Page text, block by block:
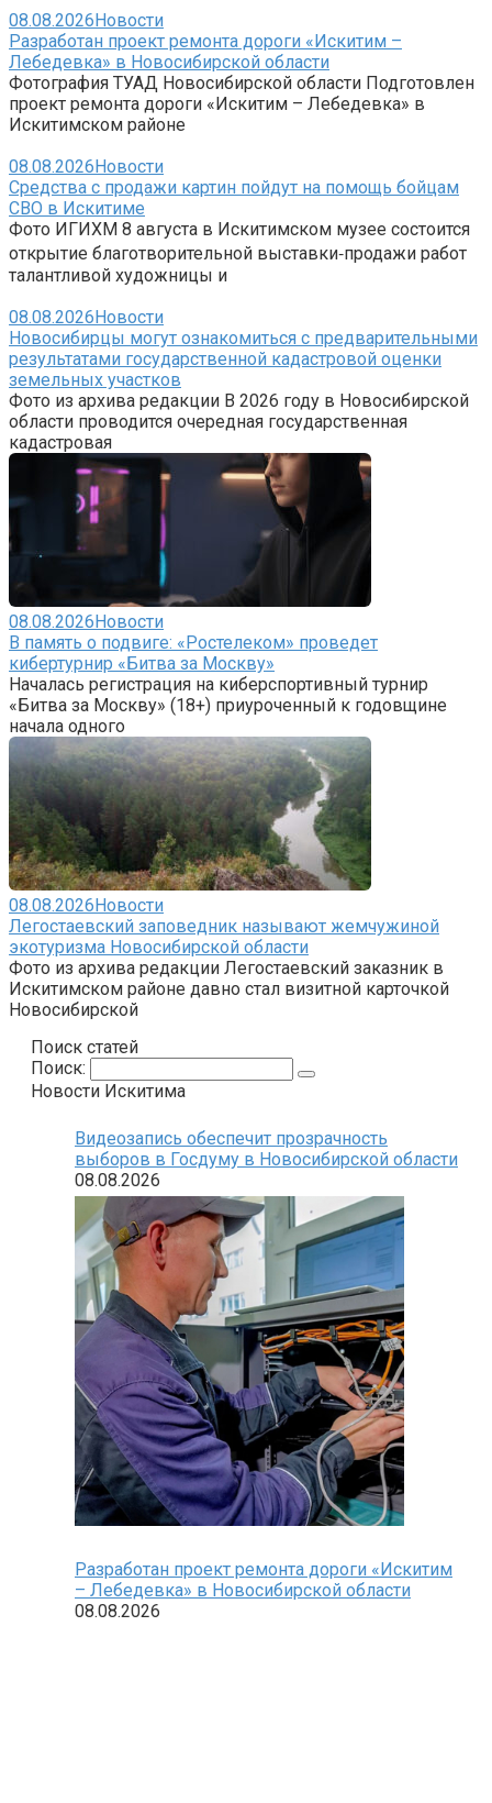
08.08.2026Новости
Разработан проект ремонта дороги «Искитим –
Лебедевка» в Новосибирской области
Фотография ТУАД Новосибирской области Подготовлен
проект ремонта дороги «Искитим – Лебедевка» в
Искитимском районе
08.08.2026Новости
Средства с продажи картин пойдут на помощь бойцам
СВО в Искитиме
Фото ИГИХМ 8 августа в Искитимском музее состоится
открытие благотворительной выставки‑продажи работ
талантливой художницы и
08.08.2026Новости
Новосибирцы могут ознакомиться с предварительными
результатами государственной кадастровой оценки
земельных участков
Фото из архива редакции В 2026 году в Новосибирской
области проводится очередная государственная
кадастровая
08.08.2026Новости
В память о подвиге: «Ростелеком» проведет
кибертурнир «Битва за Москву»
Началась регистрация на киберспортивный турнир
«Битва за Москву» (18+) приуроченный к годовщине
начала одного
08.08.2026Новости
Легостаевский заповедник называют жемчужиной
экотуризма Новосибирской области
Фото из архива редакции Легостаевский заказник в
Искитимском районе давно стал визитной карточкой
Новосибирской
Поиск статей
Поиск:
Новости Искитима
Видеозапись обеспечит прозрачность
выборов в Госдуму в Новосибирской области
08.08.2026
Разработан проект ремонта дороги «Искитим
– Лебедевка» в Новосибирской области
08.08.2026